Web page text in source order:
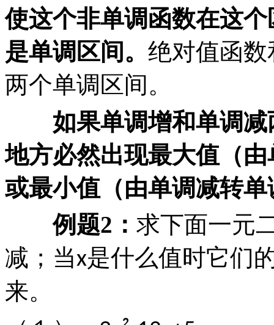
使这个非单调函数在这
是单调区间。 绝对值函
两个单调区间。
如果单调增和单调减
地方必然出现最大值（
或最小值（由单调减转
例题2 ： 求下面一元
减；当x是什么值时它们
来。